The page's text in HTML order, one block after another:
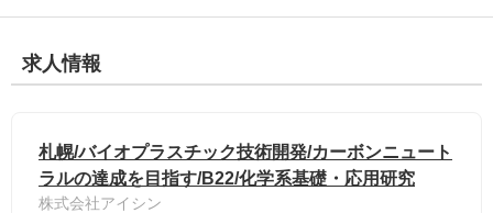
求人情報
札幌/バイオプラスチック技術開発/カーボンニュート
ラルの達成を目指す/B22/化学系基礎・応用研究
株式会社アイシン